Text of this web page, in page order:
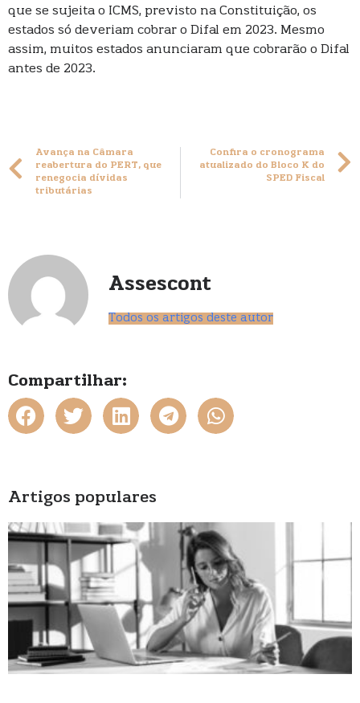
que se sujeita o ICMS, previsto na Constituição, os
estados só deveriam cobrar o Difal em 2023. Mesmo
assim, muitos estados anunciaram que cobrarão o Difal
antes de 2023.
Avança na Câmara
reabertura do PERT, que
renegocia dívidas
tributárias
Confira o cronograma
atualizado do Bloco K do
SPED Fiscal
Assescont
Todos os artigos deste autor
Compartilhar:
Artigos populares